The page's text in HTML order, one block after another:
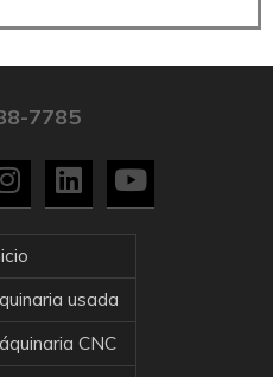
7785
usada
CNC